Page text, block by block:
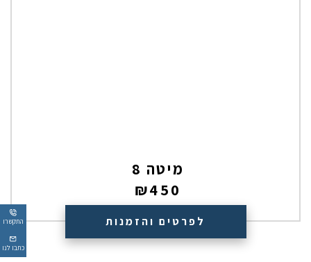
התקשרו
כתבו לנו
מיטה 8
₪450
לפרטים והזמנות